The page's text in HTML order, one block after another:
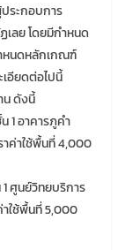
ระกอบการ
เลย โดยมีกำหนด
หนดหลักเกณฑ์
เอียดต่อไปนี้
น ดังนี้
1 อาคารภูคำ
าค่าใช้พื้นที่ 4,000
1 ศูนย์วิทยบริการ
าใช้พื้นที่ 5,000